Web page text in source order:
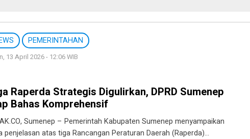
PEMERINTAHAN
13 April 2026 - 12:06 WIB
Raperda Strategis Digulirkan, DPRD Sumenep
Bahas Komprehensif
Sumenep – Pemerintah Kabupaten Sumenep menyampaikan
penjelasan atas tiga Rancangan Peraturan Daerah (Raperda)…